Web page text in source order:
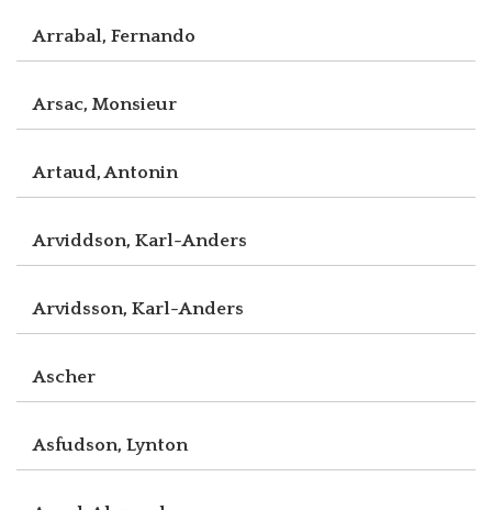
Arrabal, Fernando
Arsac, Monsieur
Artaud, Antonin
Arviddson, Karl-Anders
Arvidsson, Karl-Anders
Ascher
Asfudson, Lynton